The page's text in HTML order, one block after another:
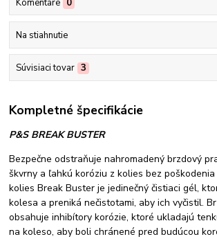
Komentáre 0
Na stiahnutie
Súvisiaci tovar 3
Kompletné špecifikácie
P&S BREAK BUSTER
Bezpečne odstraňuje nahromadený brzdový
škvrny a ľahkú koróziu z kolies bez
kolies Break Buster je jedinečný čistiaci gél,
kolesa a preniká nečistotami, aby ich vyčistil.
obsahuje inhibítory korózie, ktoré ukladajú
na koleso, aby boli chránené pred budúcou